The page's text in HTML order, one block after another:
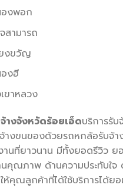
องพอก
สามารถ
งขวัญ
งฮี
ขาหลวง
างจังหวัดร้อยเอ็ดบริการรั
างขนของด้วยรถหกล้อรับจ้
านที่ยาวนาน มีทั้งยอดรีวิว ย
คุณภาพ ด้านความประทับใ
ห้คุณลูกค้าที่ได้ใช้บริการได้ย